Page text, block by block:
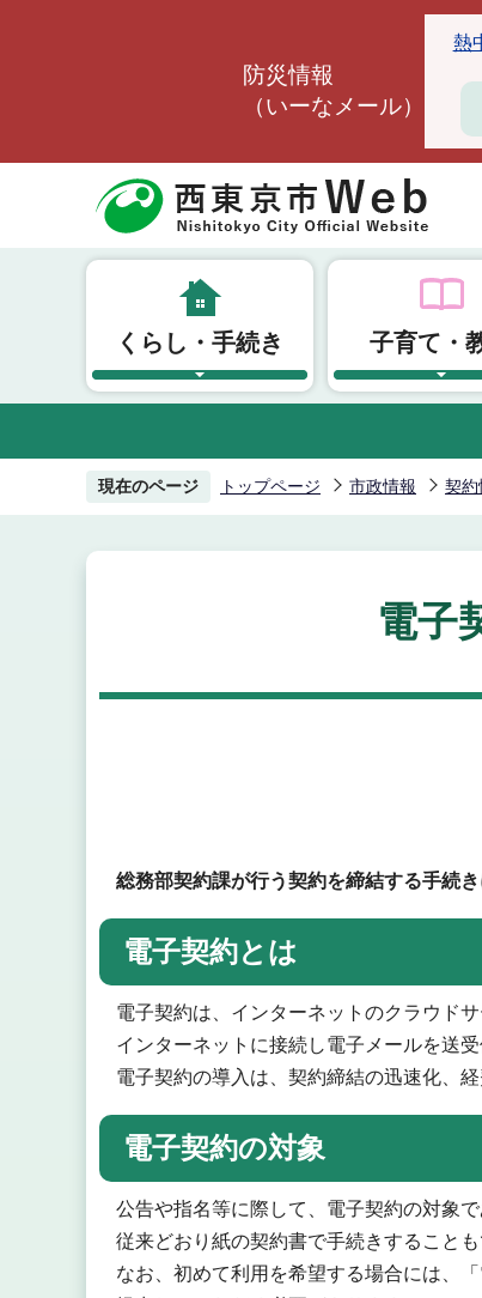
防災情報
（いーなメール）
熱
くらし・手続き 子育て・
現在のページ トップページ 市政情報 契約
電子
総務部契約課が行う契約を締結する手続
電子契約とは
電子契約は、インターネットのクラウド
インターネットに接続し電子メールを送
電子契約の導入は、契約締結の迅速化、
電子契約の対象
公告や指名等に際して、電子契約の対象で
従来どおり紙の契約書で手続きすること
なお、初めて利用を希望する場合には、